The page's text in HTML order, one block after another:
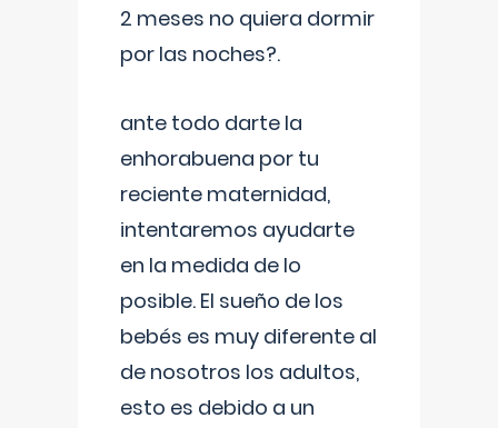
2 meses no quiera dormir
por las noches?.
ante todo darte la
enhorabuena por tu
reciente maternidad,
intentaremos ayudarte
en la medida de lo
posible. El sueño de los
bebés es muy diferente al
de nosotros los adultos,
esto es debido a un